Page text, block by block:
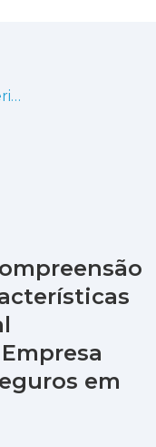
ISCAL - Instituto Superior de Contabilidade e Administração de Lisboa
em